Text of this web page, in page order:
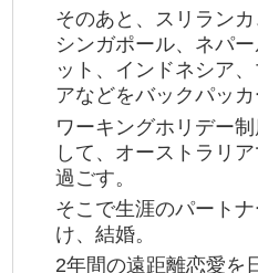
そのあと、スリランカ
シンガポール、ネパ
ット、インドネシア
アなどをバックパッカ
ワーキングホリデー
して、オーストラリ
過ごす。
そこで生涯のパート
け、結婚。
2年間の遠距離恋愛を